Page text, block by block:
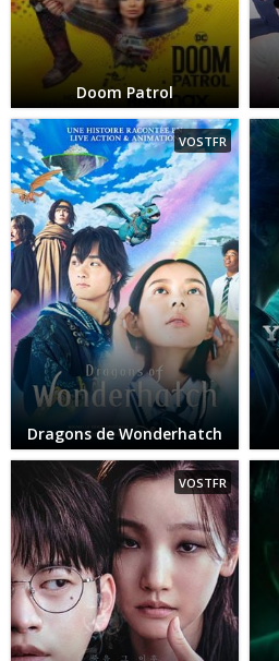
Doom Patrol
VOSTFR
Dragons de Wonderhatch
VOSTFR